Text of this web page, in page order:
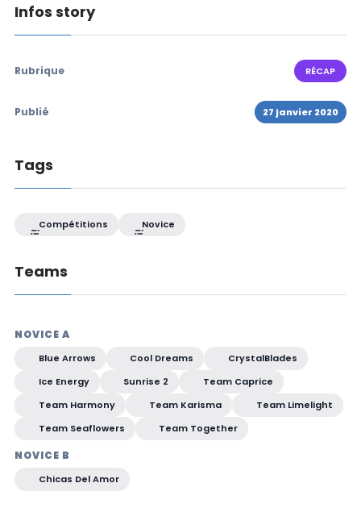
Infos story
Rubrique RÉCAP
Publié 27 janvier 2020
Tags
Compétitions Novice
Teams
NOVICE A
Blue Arrows Cool Dreams
CrystalBlades
Ice Energy
Sunrise 2
Team Caprice
Team Harmony
Team Karisma
Team Limelight
Team Seaflowers
Team Together
NOVICE B
Chicas Del Amor